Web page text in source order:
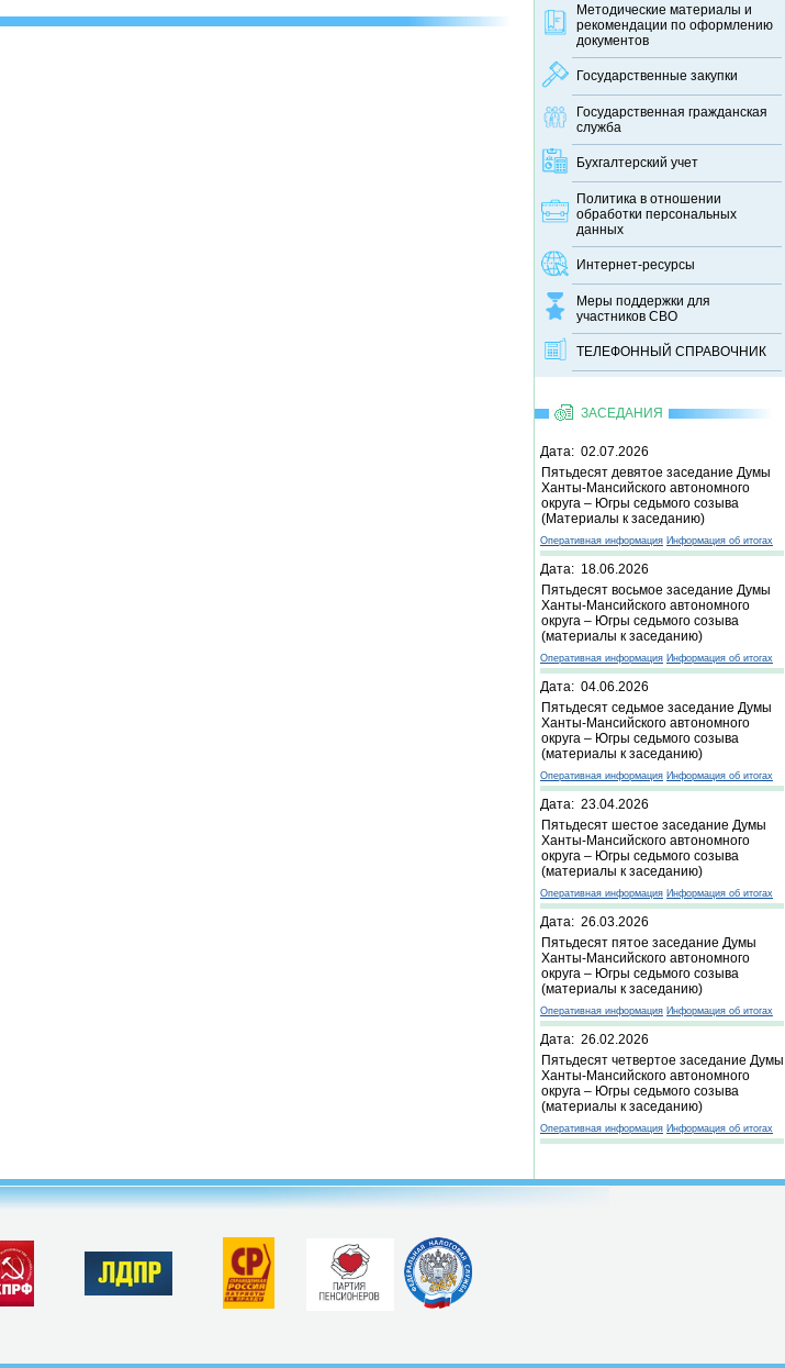
Методические материалы и
рекомендации по оформлению
документов
Государственные закупки
Государственная гражданская
служба
Бухгалтерский учет
Политика в отношении
обработки персональных
данных
Интернет-ресурсы
Меры поддержки для
участников СВО
ТЕЛЕФОННЫЙ CПРАВОЧНИК
ЗАСЕДАНИЯ
Дата: 02.07.2026
Пятьдесят девятое заседание Думы
Ханты-Мансийского автономного
округа – Югры седьмого созыва
(Материалы к заседанию)
Оперативная информация Информация об итогах
Дата: 18.06.2026
Пятьдесят восьмое заседание Думы
Ханты-Мансийского автономного
округа – Югры седьмого созыва
(материалы к заседанию)
Оперативная информация Информация об итогах
Дата: 04.06.2026
Пятьдесят седьмое заседание Думы
Ханты-Мансийского автономного
округа – Югры седьмого созыва
(материалы к заседанию)
Оперативная информация Информация об итогах
Дата: 23.04.2026
Пятьдесят шестое заседание Думы
Ханты-Мансийского автономного
округа – Югры седьмого созыва
(материалы к заседанию)
Оперативная информация Информация об итогах
Дата: 26.03.2026
Пятьдесят пятое заседание Думы
Ханты-Мансийского автономного
округа – Югры седьмого созыва
(материалы к заседанию)
Оперативная информация Информация об итогах
Дата: 26.02.2026
Пятьдесят четвертое заседание Думы
Ханты-Мансийского автономного
округа – Югры седьмого созыва
(материалы к заседанию)
Оперативная информация Информация об итогах